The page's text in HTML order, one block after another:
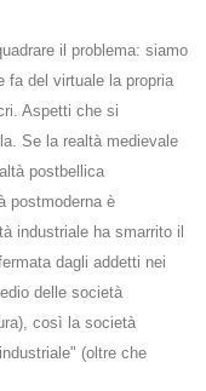
il problema: siamo
fa del virtuale la propria
Aspetti che si
Se la realtà medievale
postbellica
postmoderna è
industriale ha smarrito il
dagli addetti nei
delle società
così la società
(oltre che